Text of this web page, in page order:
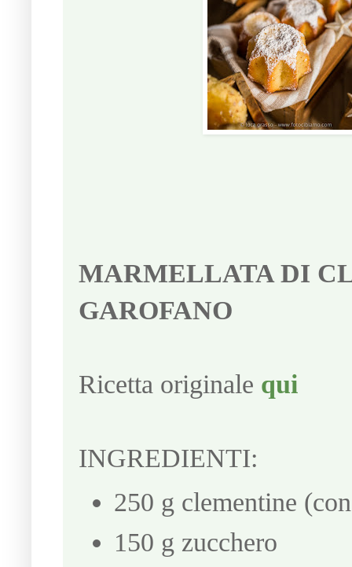
MARMELLATA DI
GAROFANO
Ricetta originale qui
INGREDIENTI:
250 g clementine
150 g zucchero